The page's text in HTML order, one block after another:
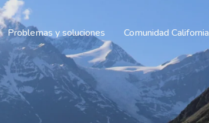
Problemas y soluciones Comunidad California